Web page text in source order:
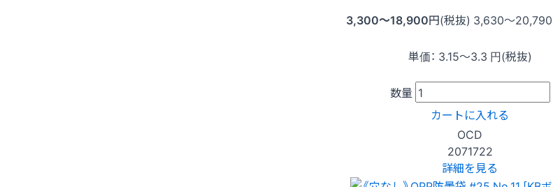
3,300〜18,900円(税抜) 3,630〜20,790
単価： 3.15〜3.3 円(税抜)
数量
カートに入れる
OCD
2071722
詳細を見る